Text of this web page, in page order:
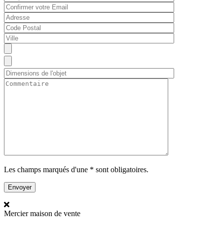
Les champs marqués d'une * sont obligatoires.
Merciermaison de vente